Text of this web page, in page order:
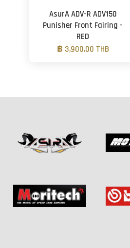
AsurA ADV-R ADV150
Punisher Front Fairing -
RED
฿ 3,900.00 THB